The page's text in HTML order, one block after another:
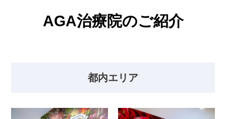
AGA治療院のご紹介
都内エリア